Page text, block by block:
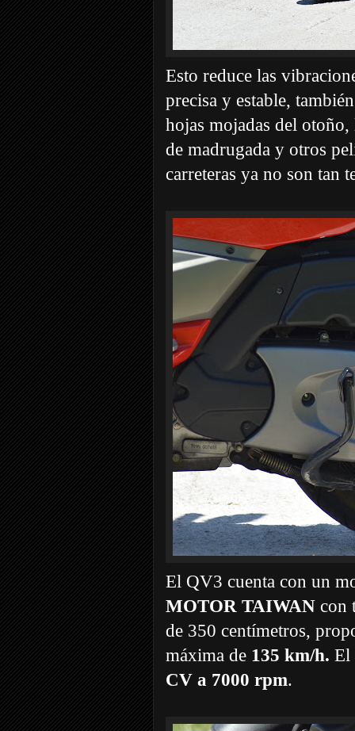
Esto reduce las
precisa y estable,
hojas mojadas del
de madrugada y otros
carreteras ya no son tan
El QV3 cuenta con un
MOTOR TAIWAN con
de 350 centímetros,
máxima de 135 km/h. El
CV a 7000 rpm.